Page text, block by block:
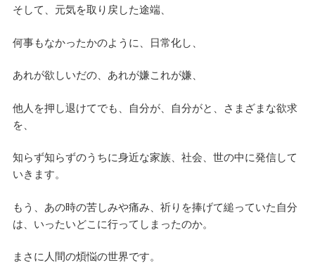
そして、元気を取り戻した途端、
何事もなかったかのように、日常化し、
あれが欲しいだの、あれが嫌これが嫌、
他人を押し退けてでも、自分が、自分がと、さまざまな欲求
を、
知らず知らずのうちに身近な家族、社会、世の中に発信して
いきます。
もう、あの時の苦しみや痛み、祈りを捧げて縋っていた自分
は、いったいどこに行ってしまったのか。
まさに人間の煩悩の世界です。